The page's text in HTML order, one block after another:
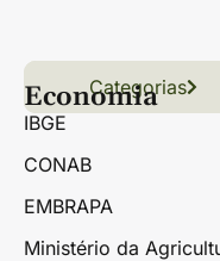
Links úteis
Conteúdo
Florestas
Categorias
Economia
IBGE
CONAB
EMBRAPA
Ministério da